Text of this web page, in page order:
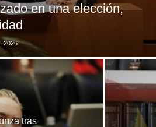
en una elección,
2026
tras